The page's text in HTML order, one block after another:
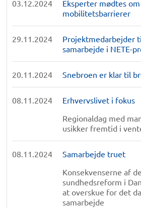
03.12.2024
Eksperter mødtes om
mobilitetsbarrierer
29.11.2024
Projektmedarbejder
samarbejde i NETE-
20.11.2024 Snebroen er klar til
08.11.2024
Erhvervslivet i fokus
Regionaldag med
usikker fremtid i
08.11.2024
Samarbejde truet
Konsekvenserne af
sundhedsreform i
at overskue for det
samarbejde